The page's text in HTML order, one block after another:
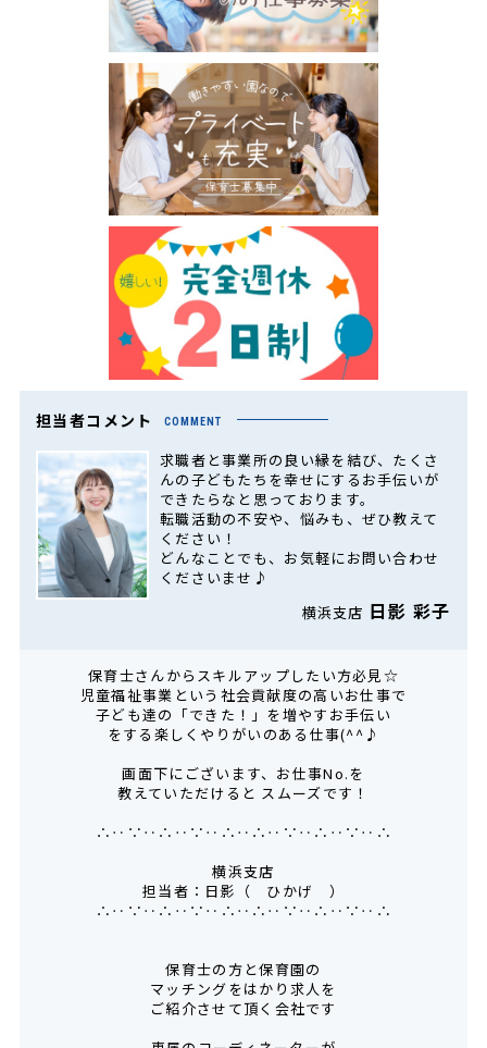
担当者コメント COMMENT
求職者と事業所の良い縁を結び、たくさ
んの子どもたちを幸せにするお手伝いが
できたらなと思っております。
転職活動の不安や、悩みも、ぜひ教えて
ください！
どんなことでも、お気軽にお問い合わせ
くださいませ♪
横浜支店 日影 彩子
保育士さんからスキルアップしたい方必見☆
児童福祉事業という社会貢献度の高いお仕事で
子ども達の「できた！」を増やすお手伝い
をする楽しくやりがいのある仕事(^^♪
画面下にございます、お仕事No.を
教えていただけると スムーズです！
∴‥∵‥∴‥∵‥∴‥∴‥∵‥∴‥∵‥∴
横浜支店
担当者：日影（ ひかげ ）
∴‥∵‥∴‥∵‥∴‥∴‥∵‥∴‥∵‥∴
保育士の方と保育園の
マッチングをはかり求人を
ご紹介させて頂く会社です